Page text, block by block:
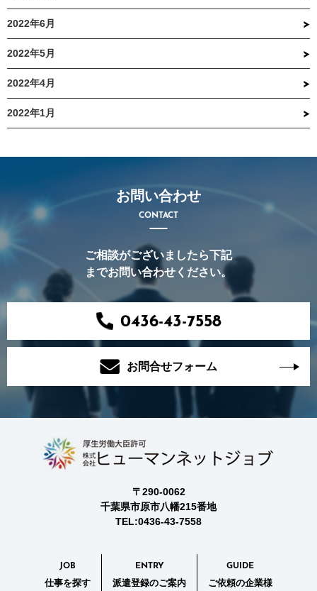
2022年6月
2022年5月
2022年4月
2022年1月
お問い合わせ
CONTACT
ご相談がございましたら下記
までお問い合わせください。
0436-43-7558
お問合せフォーム
〒290-0062
千葉県市原市八幡215番地
TEL:0436-43-7558
JOB
仕事を探す
ENTRY
派遣登録のご案内
GUIDE
ご依頼の企業様